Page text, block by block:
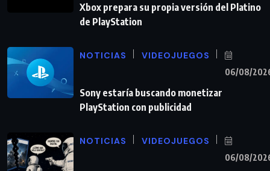
Xbox prepara su propia versión del Platino
de PlayStation
NOTICIAS VIDEOJUEGOS
06/08/
Sony estaría buscando monetizar
PlayStation con publicidad
NOTICIAS VIDEOJUEGOS
06/08/